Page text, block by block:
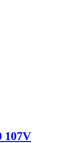
107V